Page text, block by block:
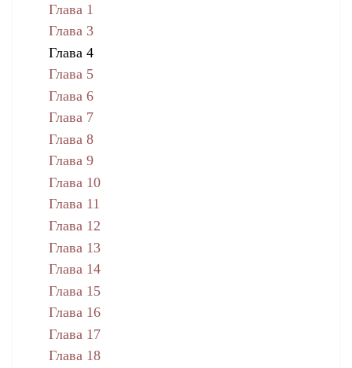
Глава 1
Глава 3
Глава 4
Глава 5
Глава 6
Глава 7
Глава 8
Глава 9
Глава 10
Глава 11
Глава 12
Глава 13
Глава 14
Глава 15
Глава 16
Глава 17
Глава 18